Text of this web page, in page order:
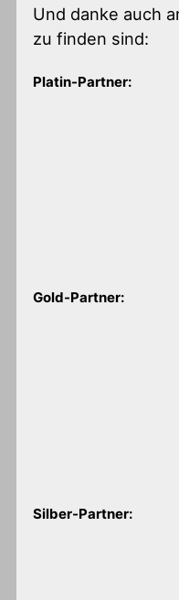
Und danke auch
zu finden sind:
Platin-Partner:
Gold-Partner:
Silber-Partner: